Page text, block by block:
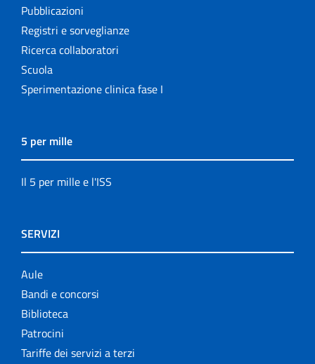
Pubblicazioni
Registri e sorveglianze
Ricerca collaboratori
Scuola
Sperimentazione clinica fase I
5 per mille
Il 5 per mille e l'ISS
SERVIZI
Aule
Bandi e concorsi
Biblioteca
Patrocini
Tariffe dei servizi a terzi